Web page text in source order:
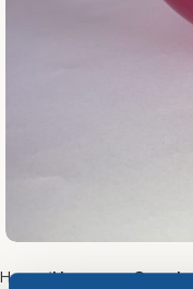
Home Ho.re.ca - Smarty